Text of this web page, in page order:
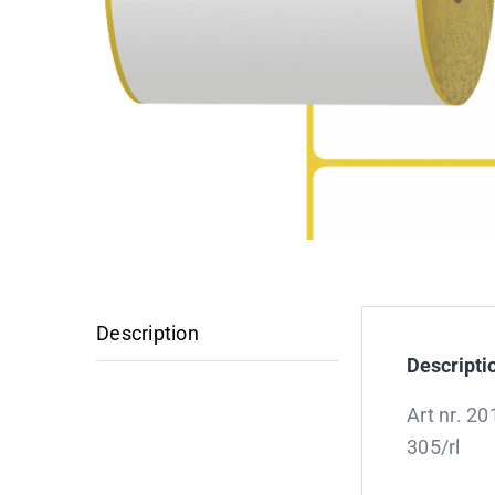
Description
Art nr.
305/rl